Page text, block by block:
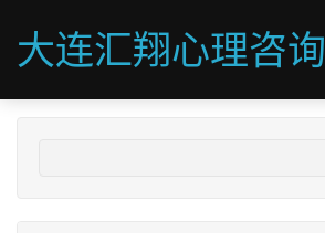
大连汇翔心理咨询